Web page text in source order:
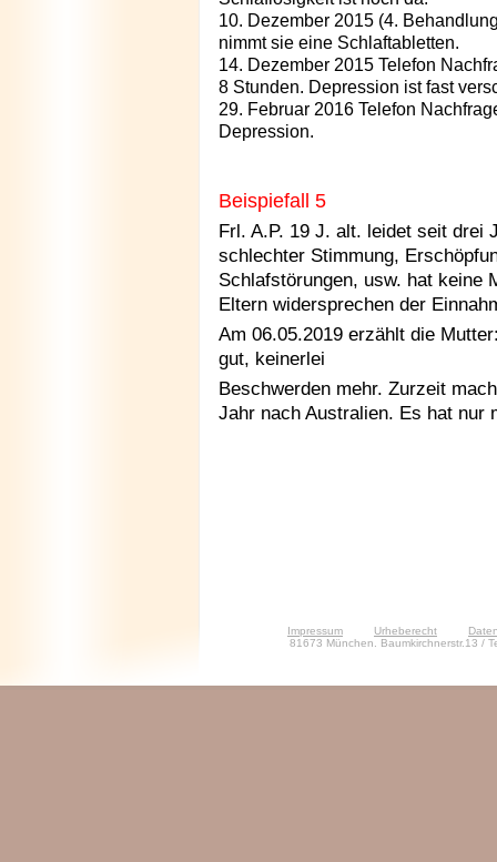
10. Dezember 2015 (4.
nimmt sie eine Schlaftabletten.
14. Dezember 2015 Telefon
8 Stunden. Depression ist fast
29. Februar 2016 Telefon
Depression.
Beispiefall 5
Frl. A.P. 19 J. alt. leidet seit drei
schlechter Stimmung,
Schlafstörungen, usw. hat keine
Eltern widersprechen der
Am 06.05.2019 erzählt die
gut, keinerlei
Beschwerden mehr. Zurzeit
Jahr nach Australien. Es hat nur
Impressum Urheberecht
81673 München. Baumkirchnerstr.13 /